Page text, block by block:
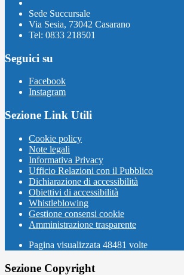
Sede Succursale
Via Sesia, 73042 Casarano
Tel: 0833 218501
Seguici su
Facebook
Instagram
Sezione Link Utili
Cookie policy
Note legali
Informativa Privacy
Ufficio Relazioni con il Pubblico
Dichiarazione di accessibilità
Obiettivi di accessibilità
Whistleblowing
Gestione consensi cookie
Amministrazione trasparente
Pagina visualizzata 48481 volte
Sezione Copyright